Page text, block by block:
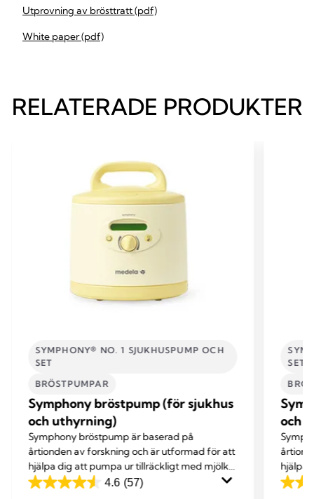
Utprovning av brösttratt (pdf)
White paper (pdf)
RELATERADE PRODUKTER
SYMPHONY® NO. 1 SJUKHUSPUMP OCH
SET
BRÖSTPUMPAR
Symphony bröstpump (för sjukhus
och uthyrning)
Symphony bröstpump är baserad på
årtionden av forskning och är utformad för att
hjälpa dig att pumpa ur tillräckligt med mjölk
för att kunna ge ditt barn en kost bestående
4.6 (57)
4.6
SET
och
hjälpa
för att
4.6